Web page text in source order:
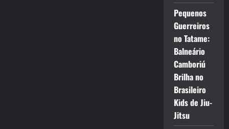
Pequenos
Guerreiros
no Tatame:
Balneário
Camboriú
Brilha no
Brasileiro
Kids de Jiu-
Jitsu